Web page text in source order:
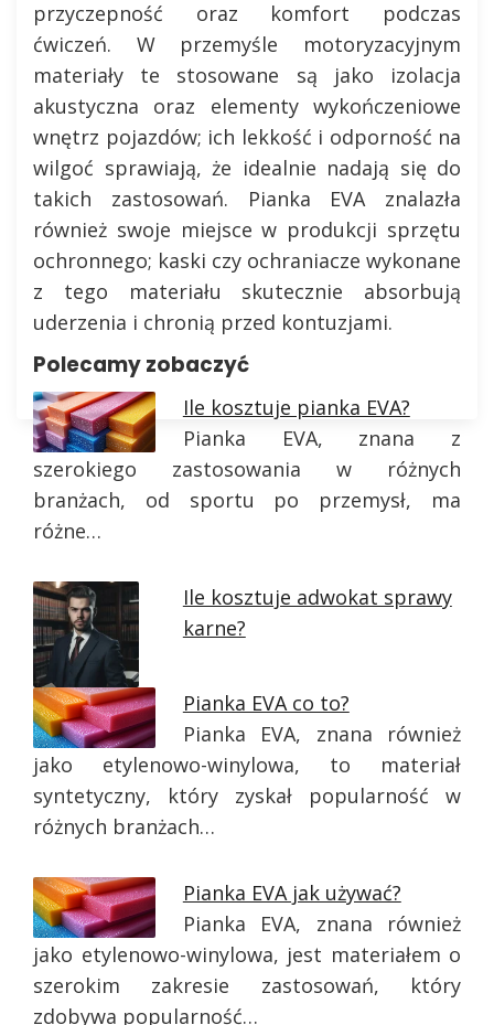
przyczepność oraz komfort podczas
ćwiczeń. W przemyśle motoryzacyjnym
materiały te stosowane są jako izolacja
akustyczna oraz elementy wykończeniowe
wnętrz pojazdów; ich lekkość i odporność na
wilgoć sprawiają, że idealnie nadają się do
takich zastosowań. Pianka EVA znalazła
również swoje miejsce w produkcji sprzętu
ochronnego; kaski czy ochraniacze wykonane
z tego materiału skutecznie absorbują
uderzenia i chronią przed kontuzjami.
Polecamy zobaczyć
Ile kosztuje pianka EVA?
Pianka EVA, znana z
szerokiego zastosowania w różnych
branżach, od sportu po przemysł, ma
różne…
Ile kosztuje adwokat sprawy
karne?
Pianka EVA co to?
Pianka EVA, znana również
jako etylenowo-winylowa, to materiał
syntetyczny, który zyskał popularność w
różnych branżach…
Pianka EVA jak używać?
Pianka EVA, znana również
jako etylenowo-winylowa, jest materiałem o
szerokim zakresie zastosowań, który
zdobywa popularność…